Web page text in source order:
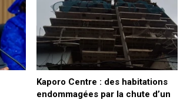
Kaporo Centre : des habitations
endommagées par la chute d’un